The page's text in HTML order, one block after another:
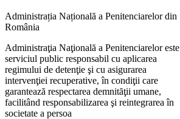
Administrația Națională a Penitenciarelor din
România
Administraţia Naţională a Penitenciarelor este
serviciul public responsabil cu aplicarea
regimului de detenţie şi cu asigurarea
intervenţiei recuperative, în condiţii care
garantează respectarea demnităţii umane,
facilitând responsabilizarea şi reintegrarea în
societate a persoa